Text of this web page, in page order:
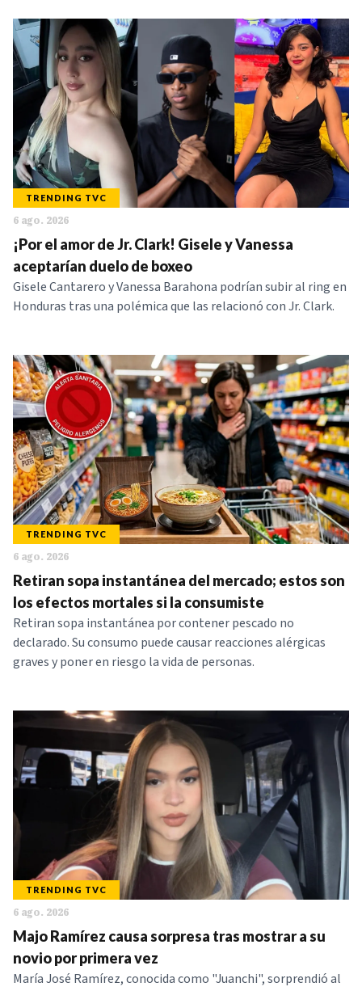
TRENDING TVC
6 ago. 2026
¡Por el amor de Jr. Clark! Gisele y Vanessa
aceptarían duelo de boxeo
Gisele Cantarero y Vanessa Barahona podrían subir al ring en
Honduras tras una polémica que las relacionó con Jr. Clark.
TRENDING TVC
6 ago. 2026
Retiran sopa instantánea del mercado; estos son
los efectos mortales si la consumiste
Retiran sopa instantánea por contener pescado no
declarado. Su consumo puede causar reacciones alérgicas
graves y poner en riesgo la vida de personas.
TRENDING TVC
6 ago. 2026
Majo Ramírez causa sorpresa tras mostrar a su
novio por primera vez
María José Ramírez, conocida como "Juanchi", sorprendió al